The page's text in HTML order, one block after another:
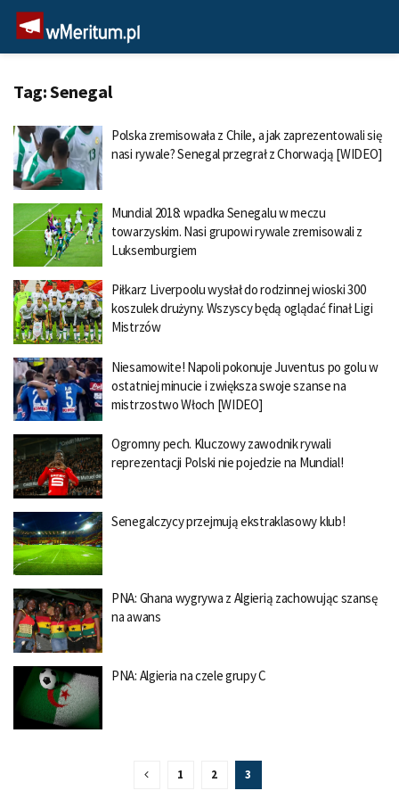
Tag:Senegal
Polska zremisowała z Chile, a jak zaprezentowali się
nasi rywale? Senegal przegrał z Chorwacją [WIDEO]
Mundial 2018: wpadka Senegalu w meczu
towarzyskim. Nasi grupowi rywale zremisowali z
Luksemburgiem
Piłkarz Liverpoolu wysłał do rodzinnej wioski 300
koszulek drużyny. Wszyscy będą oglądać finał Ligi
Mistrzów
Niesamowite! Napoli pokonuje Juventus po golu w
ostatniej minucie i zwiększa swoje szanse na
mistrzostwo Włoch [WIDEO]
Ogromny pech. Kluczowy zawodnik rywali
reprezentacji Polski nie pojedzie na Mundial!
Senegalczycy przejmują ekstraklasowy klub!
PNA: Ghana wygrywa z Algierią zachowując szansę
na awans
PNA: Algieria na czele grupy C
1 2 3